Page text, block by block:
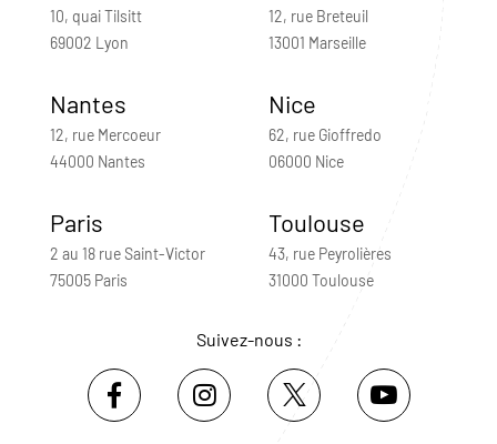
10, quai Tilsitt
69002 Lyon
12, rue Breteuil
13001 Marseille
Nantes
12, rue Mercoeur
44000 Nantes
Nice
62, rue Gioffredo
06000 Nice
Paris
2 au 18 rue Saint-Victor
75005 Paris
Toulouse
43, rue Peyrolières
31000 Toulouse
Suivez-nous :